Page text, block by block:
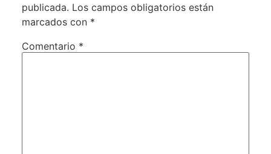
publicada. Los campos obligatorios están
marcados con *
Comentario *